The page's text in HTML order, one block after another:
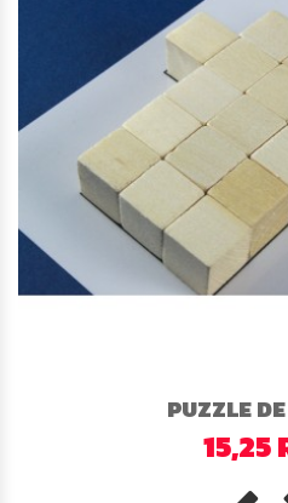
PUZZLE
15,25